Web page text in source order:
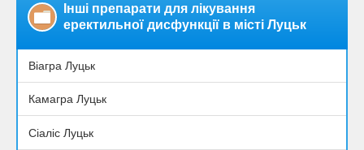
Інші препарати для лікування
еректильної дисфункції в місті Луцьк
Віагра Луцьк
Камагра Луцьк
Сіаліс Луцьк